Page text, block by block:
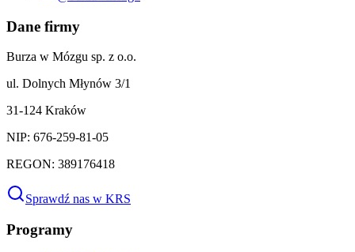
Dane firmy
Burza w Mózgu sp. z o.o.
ul. Dolnych Młynów 3/1
31-124 Kraków
NIP: 676-259-81-05
REGON: 389176418
Sprawdź nas w KRS
Programy